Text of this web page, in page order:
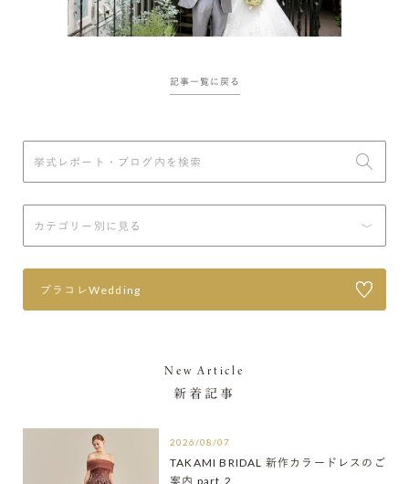
記事一覧に戻る
プラコレWedding
New Article
新着記事
2026/08/07
TAKAMI BRIDAL 新作カラードレスのご
案内 part.2